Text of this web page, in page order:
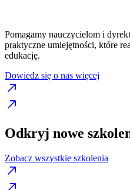
Pomagamy nauczycielom i
praktyczne umiejętności, które
edukację.
Dowiedz się o nas więcej
Odkryj nowe
Zobacz wszystkie szkolenia